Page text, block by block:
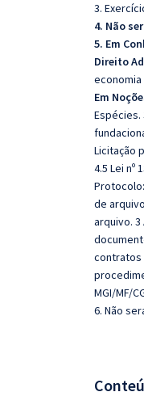
3.
4. Não
5. Em
Direito
Em
Espécies.
Licitação
4.5 Lei nº
de
arquivo.
contratos
MGI/MF/
6. Não